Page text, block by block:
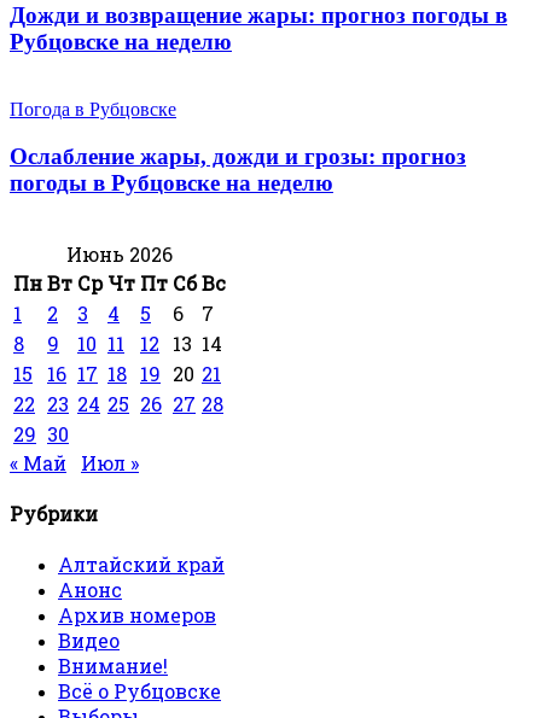
Дожди и возвращение жары: прогноз погоды в
Рубцовске на неделю
Погода в Рубцовске
Ослабление жары, дожди и грозы: прогноз
погоды в Рубцовске на неделю
Июнь 2026
ПнВт Ср Чт Пт СбВс
1
2 3 4 5 6
7
8
9 10 11 12 13 14
15
16 17 18 19 20 21
22 23 24 25 26 27 28
29 30
« Май
Июл »
Рубрики
Алтайский край
Анонс
Архив номеров
Видео
Внимание!
Всё о Рубцовске